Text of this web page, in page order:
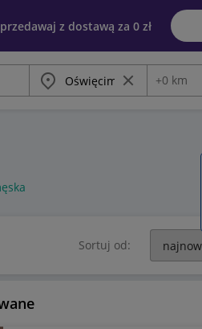
z dostawą za 0 zł
Miasto Wyczyść frazę
Odległość
+0 km
Sortuj od: